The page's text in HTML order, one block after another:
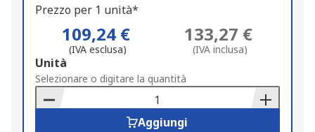
Prezzo per 1 unità*
109,24 €
(IVA esclusa)
133,27 €
(IVA inclusa)
Add
to
Basket
Unità
Selezionare o digitare la quantità
Aggiungi